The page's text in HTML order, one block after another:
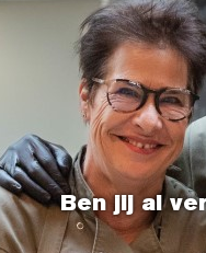
Ben jij al